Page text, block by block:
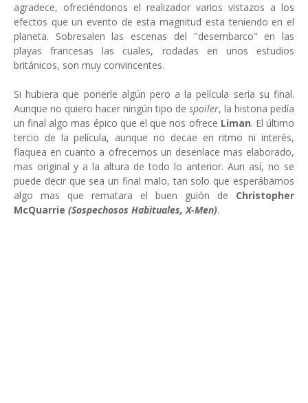
agradece, ofreciéndonos el realizador varios vistazos a los
efectos que un evento de esta magnitud esta teniendo en el
planeta. Sobresalen las escenas del "desembarco" en las
playas francesas las cuales, rodadas en unos estudios
británicos, son muy convincentes.
Si hubiera que ponerle algún pero a la película sería su final.
Aunque no quiero hacer ningún tipo de spoiler, la historia pedía
un final algo mas épico que el que nos ofrece Liman. El último
tercio de la película, aunque no decae en ritmo ni interés,
flaquea en cuanto a ofrecernos un desenlace mas elaborado,
mas original y a la altura de todo lo anterior. Aun así, no se
puede decir que sea un final malo, tan solo que esperábamos
algo mas que rematara el buen guión de Christopher
McQuarrie (Sospechosos Habituales, X-Men).